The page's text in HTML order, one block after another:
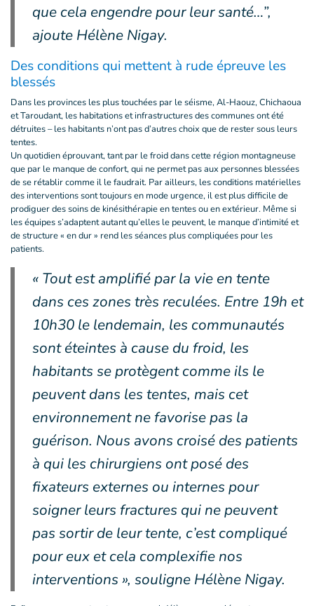
que cela engendre pour leur santé…”,
ajoute Hélène Nigay.
Des conditions qui mettent à rude épreuve les
blessés
Dans les provinces les plus touchées par le séisme, Al-Haouz, Chichaoua
et Taroudant, les habitations et infrastructures des communes ont été
détruites – les habitants n’ont pas d’autres choix que de rester sous leurs
tentes.
Un quotidien éprouvant, tant par le froid dans cette région montagneuse
que par le manque de confort, qui ne permet pas aux personnes blessées
de se rétablir comme il le faudrait. Par ailleurs, les conditions matérielles
des interventions sont toujours en mode urgence, il est plus difficile de
prodiguer des soins de kinésithérapie en tentes ou en extérieur. Même si
les équipes s’adaptent autant qu’elles le peuvent, le manque d’intimité et
de structure « en dur » rend les séances plus compliquées pour les
patients.
« Tout est amplifié par la vie en tente
dans ces zones très reculées. Entre 19h et
10h30 le lendemain, les communautés
sont éteintes à cause du froid, les
habitants se protègent comme ils le
peuvent dans les tentes, mais cet
environnement ne favorise pas la
guérison. Nous avons croisé des patients
à qui les chirurgiens ont posé des
fixateurs externes ou internes pour
soigner leurs fractures qui ne peuvent
pas sortir de leur tente, c’est compliqué
pour eux et cela complexifie nos
interventions », souligne Hélène Nigay.